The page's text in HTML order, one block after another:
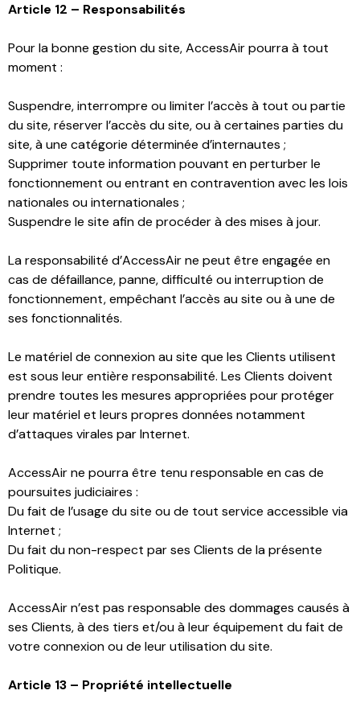
Article 12 – Responsabilités
Pour la bonne gestion du site, AccessAir pourra à tout
moment :
Suspendre, interrompre ou limiter l’accès à tout ou partie
du site, réserver l’accès du site, ou à certaines parties du
site, à une catégorie déterminée d’internautes ;
Supprimer toute information pouvant en perturber le
fonctionnement ou entrant en contravention avec les lois
nationales ou internationales ;
Suspendre le site afin de procéder à des mises à jour.
La responsabilité d’AccessAir ne peut être engagée en
cas de défaillance, panne, difficulté ou interruption de
fonctionnement, empêchant l’accès au site ou à une de
ses fonctionnalités.
Le matériel de connexion au site que les Clients utilisent
est sous leur entière responsabilité. Les Clients doivent
prendre toutes les mesures appropriées pour protéger
leur matériel et leurs propres données notamment
d’attaques virales par Internet.
AccessAir ne pourra être tenu responsable en cas de
poursuites judiciaires :
Du fait de l’usage du site ou de tout service accessible via
Internet ;
Du fait du non-respect par ses Clients de la présente
Politique.
AccessAir n’est pas responsable des dommages causés à
ses Clients, à des tiers et/ou à leur équipement du fait de
votre connexion ou de leur utilisation du site.
Article 13 – Propriété intellectuelle